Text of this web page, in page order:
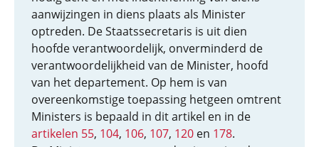
aanwijzingen in diens plaats als Minister
optreden. De Staatssecretaris is uit dien
hoofde verantwoordelijk, onverminderd de
verantwoordelijkheid van de Minister, hoofd
van het departement. Op hem is van
overeenkomstige toepassing hetgeen omtrent
Ministers is bepaald in dit artikel en in de
artikelen 55, 104, 106, 107, 120 en 178.